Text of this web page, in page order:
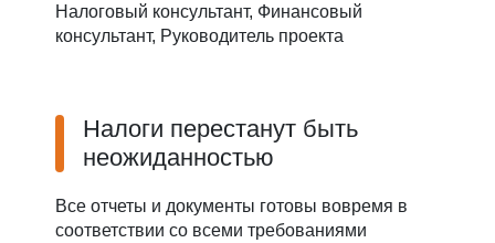
Налоговый консультант, Финансовый
консультант, Руководитель проекта
Налоги перестанут быть
неожиданностью
Все отчеты и документы готовы вовремя в
соответствии со всеми требованиями